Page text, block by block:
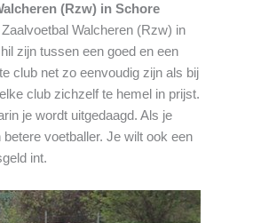
(Rzw) in Schore
Walcheren (Rzw) in
zijn tussen een goed en een
club net zo eenvoudig zijn als bij
club zichzelf te hemel in prijst.
je wordt uitgedaagd. Als je
voetballer. Je wilt ook een
int.